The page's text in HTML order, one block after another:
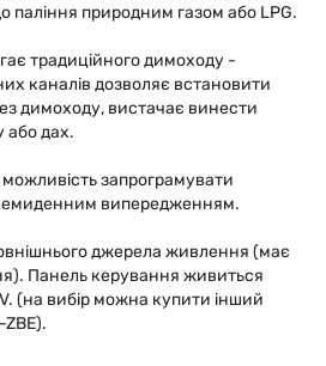
паління природним газом або LPG.
традиційного димоходу -
каналів дозволяє встановити
димоходу, вистачає винести
або дах.
запрограмувати
семиденним випередженням.
джерела живлення (має
Панель керування живиться
(на вибір можна купити інший